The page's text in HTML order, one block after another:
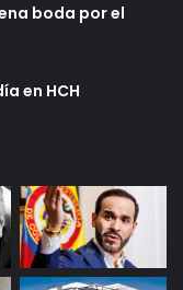
boda por el
en HCH